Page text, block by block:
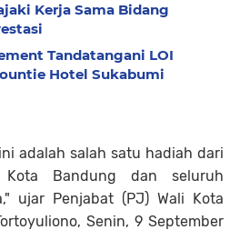
Kerja Sama Bidang
Tandatangani LOI
Hotel Sukabumi
adalah salah satu hadiah dari
Bandung dan seluruh
ujar Penjabat (PJ) Wali Kota
Senin, 9 September